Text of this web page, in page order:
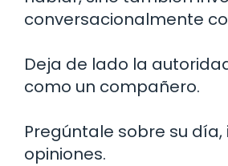
conversacionalmente
Deja de lado la
como un compañero.
Pregúntale sobre su
opiniones.